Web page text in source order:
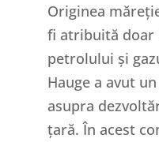
Originea
fi atribuită doar
petrolului și
Hauge a avut
asupra
țară. În acest